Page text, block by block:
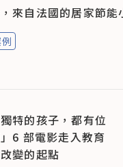
來自法國的居家節能
獨特的孩子，都有位
6 部電影走入教育
變的起點